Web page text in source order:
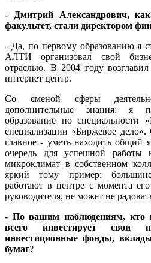
- Дмитрий Александрович,
факультет, стали директором
- Да, по первому образованию я
АЛТИ организовал свой
отраслью. В 2004 году
интернет центр.
Со сменой сферы
дополнительные знания: я
образование по
специализации «Биржевое
главное - уметь находить
очередь для успешной работы
микроклимат в собственном
яркий тому пример:
работают в центре с момента
руководителя, не может не
- По вашим наблюдениям, кто
всего инвестирует свои
инвестиционные фонды,
бумаг?